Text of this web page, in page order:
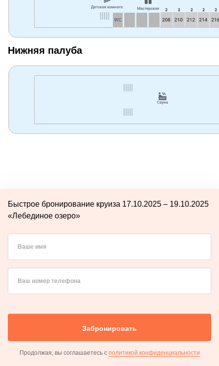
Нижняя палуба
Быстрое бронирование круиза 17.10.2025 – 19.10.2025
«Лебединое озеро»
Ваше имя
Ваш номер телефона
Забронировать
Продолжая, вы соглашаетесь с политикой конфиденциальности